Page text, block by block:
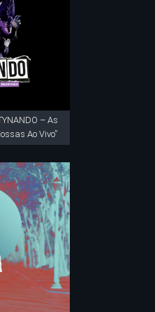
– As
Ao Vivo”